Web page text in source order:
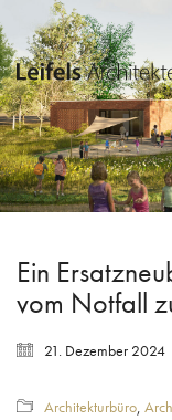
Ein
vom Notfall
21. Dezember 2024
Architekturbüro,